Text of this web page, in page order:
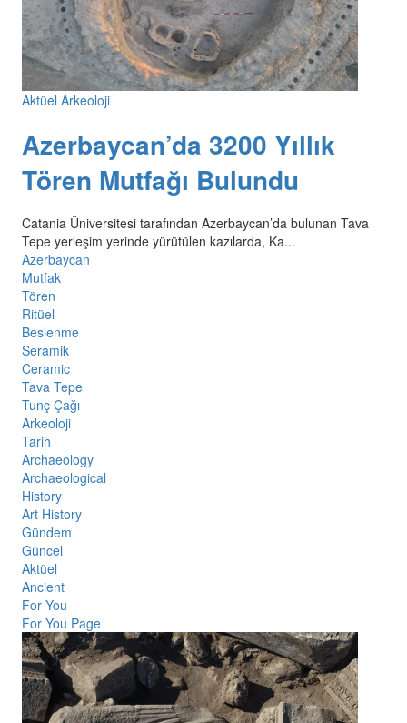
Aktüel Arkeoloji
Azerbaycan’da 3200 Yıllık
Tören Mutfağı Bulundu
Catania Üniversitesi tarafından Azerbaycan’da bulunan Tava
Tepe yerleşim yerinde yürütülen kazılarda, Ka...
Azerbaycan
Mutfak
Tören
Ritüel
Beslenme
Seramik
Ceramic
Tava Tepe
Tunç Çağı
Arkeoloji
Tarih
Archaeology
Archaeological
History
Art History
Gündem
Güncel
Aktüel
Ancient
For You
For You Page